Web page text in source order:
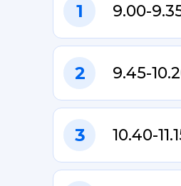
9.00-
1
9.45-
2
10.40-
3